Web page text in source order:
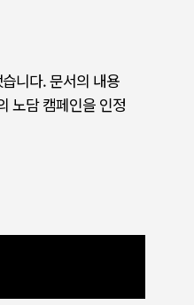
니다. 문서의 내용
노담 캠페인을 인정